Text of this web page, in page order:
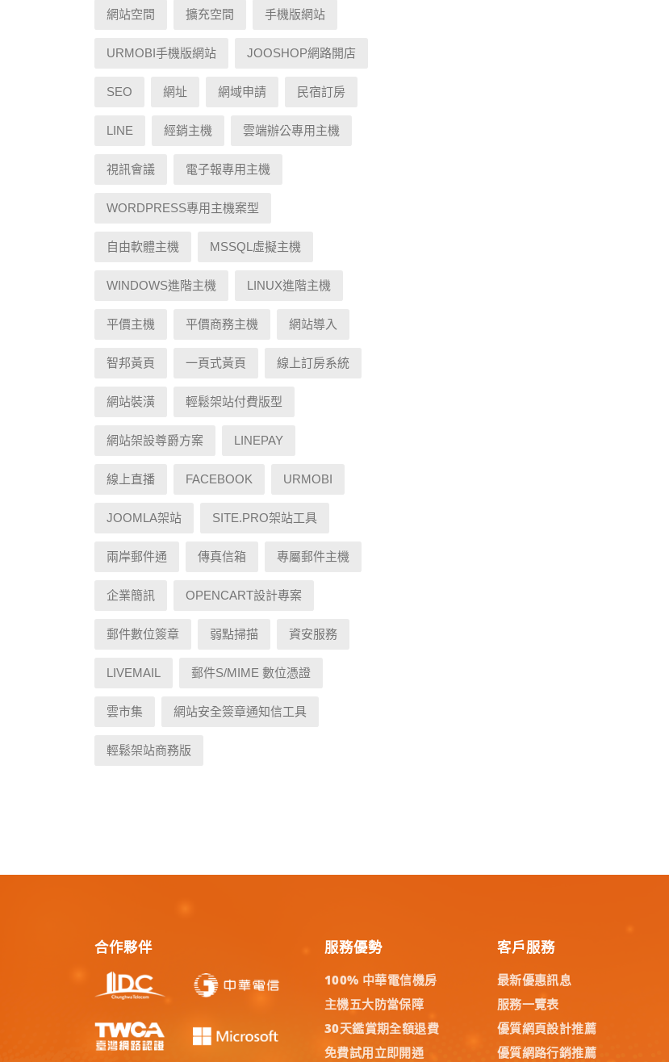
網站空間 擴充空間 手機版網站
URMOBI手機版網站 JOOSHOP網路開店
SEO 網址 網域申請 民宿訂房
LINE 經銷主機 雲端辦公專用主機
視訊會議 電子報專用主機
WORDPRESS專用主機案型
自由軟體主機 MSSQL虛擬主機
WINDOWS進階主機 LINUX進階主機
平價主機 平價商務主機 網站導入
智邦黃頁 一頁式黃頁 線上訂房系統
網站裝潢 輕鬆架站付費版型
網站架設尊爵方案 LINEPAY
線上直播 FACEBOOK URMOBI
JOOMLA架站 SITE.PRO架站工具
兩岸郵件通 傳真信箱 專屬郵件主機
企業簡訊 OPENCART設計專案
郵件數位簽章 弱點掃描 資安服務
LIVEMAIL 郵件S/MIME 數位憑證
雲市集 網站安全簽章通知信工具
輕鬆架站商務版
合作夥伴
服務優勢
100% 中華電信機房
主機五大防當保障
30天鑑賞期全額退費
免費試用立即開通
客戶服務
最新優惠訊息
服務一覽表
優質網頁設計推薦
優質網路行銷推薦